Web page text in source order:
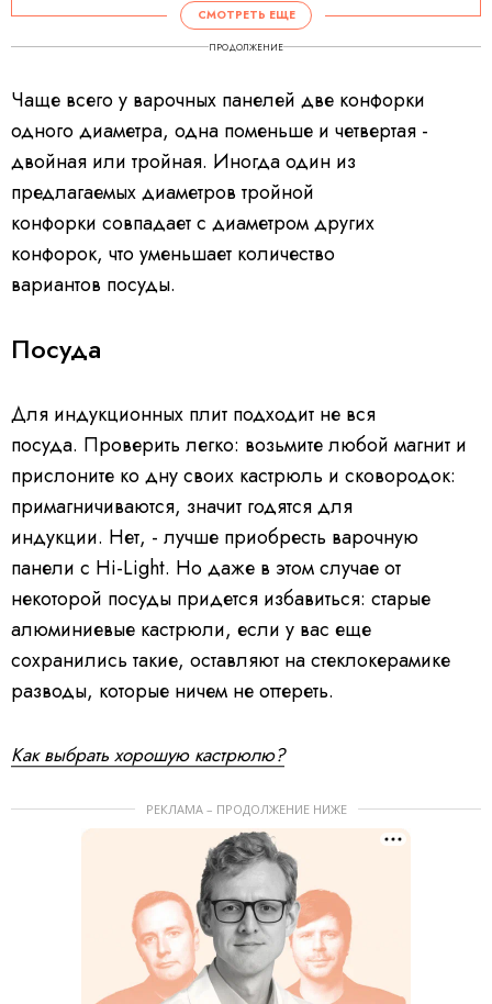
d
e
o
P
l
r
i
l
o
d
g
СМОТРЕТЬ ЕЩЕ
ПРОДОЛЖЕНИЕ
Чаще всего у варочных панелей две конфорки
одного диаметра, одна поменьше и четвертая -
двойная или тройная. Иногда один из
предлагаемых диаметров тройной
конфорки совпадает с диаметром других
конфорок, что уменьшает количество
вариантов посуды.
Посуда
Для индукционных плит подходит не вся
посуда. Проверить легко: возьмите любой магнит и
прислоните ко дну своих кастрюль и сковородок:
примагничиваются, значит годятся для
индукции. Нет, - лучше приобресть варочную
панели с Hi-Light. Но даже в этом случае от
некоторой посуды придется избавиться: старые
алюминиевые кастрюли, если у вас еще
сохранились такие, оставляют на стеклокерамике
разводы, которые ничем не оттереть.
Как выбрать хорошую кастрюлю?
РЕКЛАМА – ПРОДОЛЖЕНИЕ НИЖЕ